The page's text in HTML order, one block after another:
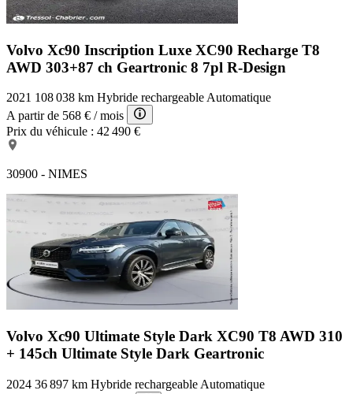
Volvo Xc90 Inscription Luxe XC90 Recharge T8
AWD 303+87 ch Geartronic 8 7pl R-Design
2021 108 038 km Hybride rechargeable Automatique
A partir de 568 € / mois
Prix du véhicule : 42 490 €
30900 - NIMES
Volvo Xc90 Ultimate Style Dark XC90 T8 AWD 310
+ 145ch Ultimate Style Dark Geartronic
2024 36 897 km Hybride rechargeable Automatique